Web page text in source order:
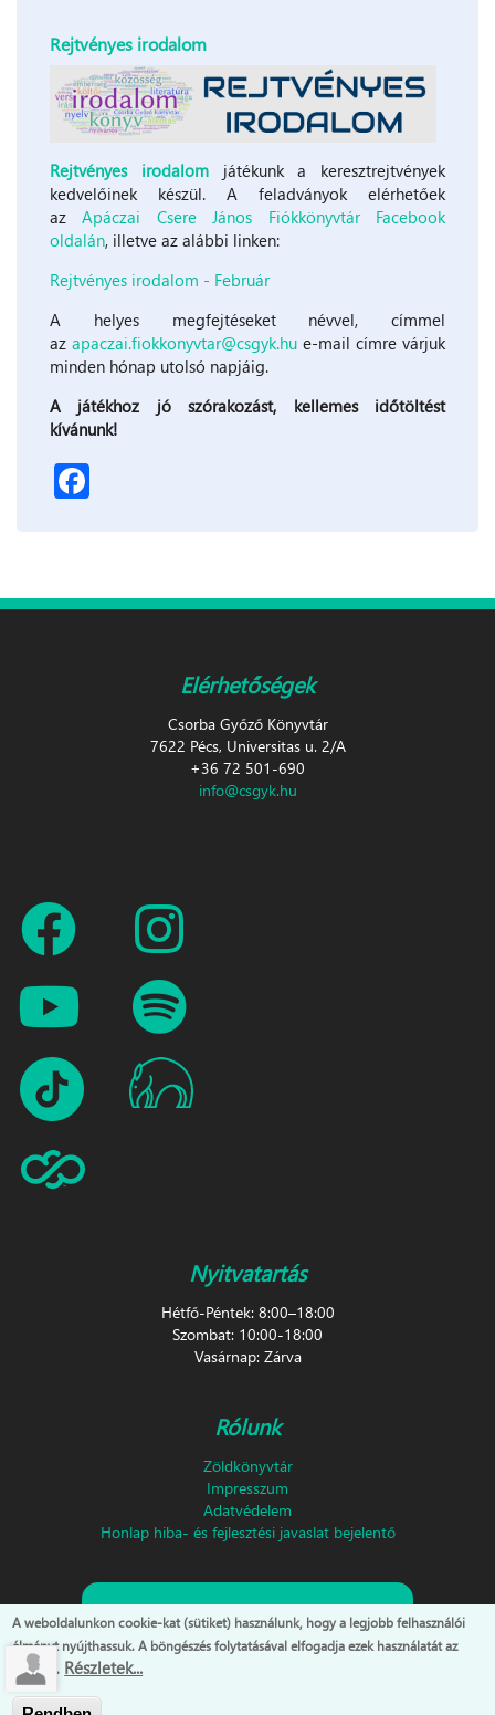
Rejtvényes irodalom
Rejtvényes irodalomjátékunk a keresztrejtvények
kedvelőinek készül. A feladványok elérhetőek
azApáczai Csere János Fiókkönyvtár Facebook
oldalán, illetve az alábbi linken:
Rejtvényes irodalom - Február
A helyes megfejtéseket névvel, címmel
az apaczai.fiokkonyvtar@csgyk.hu e-mail címre várjuk
minden hónap utolsó napjáig.
A játékhoz jó szórakozást, kellemes időtöltést
kívánunk!
Elérhetőségek
Csorba Győző Könyvtár
7622 Pécs, Universitas u. 2/A
+36 72 501-690
info@csgyk.hu
Nyitvatartás
Hétfő-Péntek: 8:00–18:00
Szombat: 10:00-18:00
Vasárnap: Zárva
Rólunk
Zöldkönyvtár
Impresszum
Adatvédelem
Honlap hiba- és fejlesztési javaslat bejelentő
Feliratkozás hírlevélre!
A weboldalunkon cookie-kat (sütiket) használunk, hogy a legjobb felhasználói
élményt nyújthassuk. A böngészés folytatásával elfogadja ezek használatát az
oldalon. Részletek...